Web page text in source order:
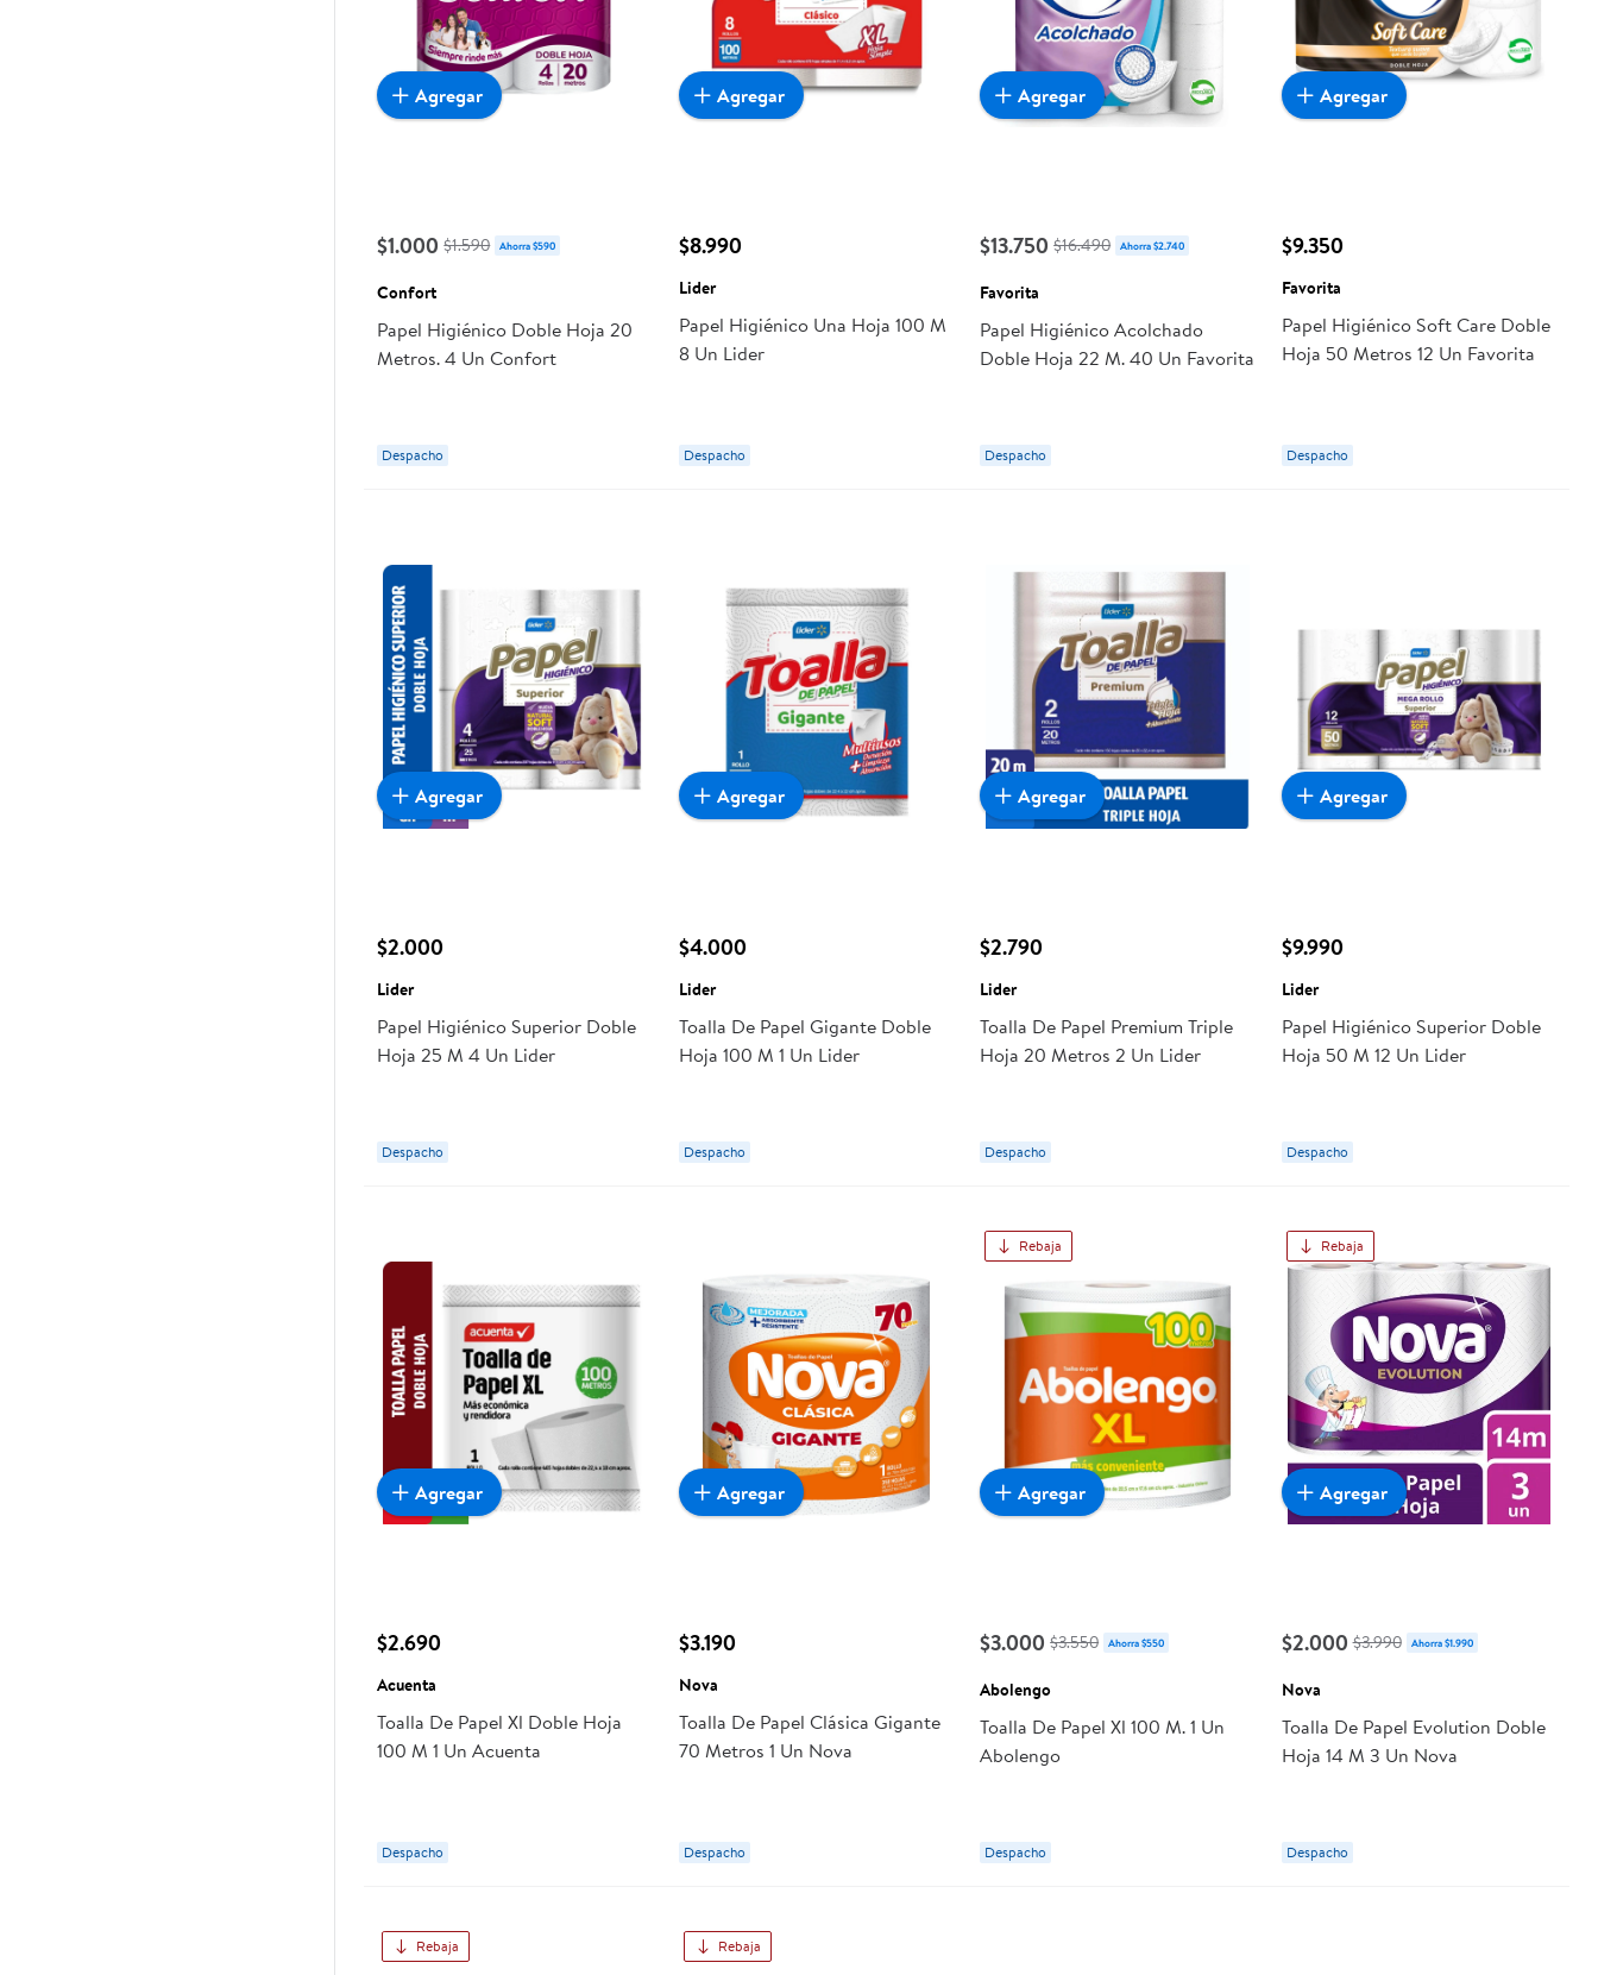
$1.000 $1.590 Ahorra $590
Confort
Papel Higiénico Doble Hoja 20
Metros. 4 Un Confort
Despacho
Agregar
$8.990
Lider
Papel Higiénico Una Hoja 100 M
8 Un Lider
Despacho
Agregar
$13.750 $16.490 Ahorra $2.740
Favorita
Papel Higiénico Acolchado
Doble Hoja 22 M. 40 Un Favorita
Despacho
Agregar
$9.350
Favorita
Papel Higiénico Soft Care Doble
Hoja 50 Metros 12 Un Favorita
Despacho
Agregar
$2.000
Lider
Papel Higiénico Superior Doble
Hoja 25 M 4 Un Lider
Despacho
Agregar
$4.000
Lider
Toalla De Papel Gigante Doble
Hoja 100 M 1 Un Lider
Despacho
Agregar
$2.790
Lider
Toalla De Papel Premium Triple
Hoja 20 Metros 2 Un Lider
Despacho
Agregar
$9.990
Lider
Papel Higiénico Superior Doble
Hoja 50 M 12 Un Lider
Despacho
Agregar
$2.690
Acuenta
Toalla De Papel Xl Doble Hoja
100 M 1 Un Acuenta
Despacho
Agregar
$3.190
Nova
Toalla De Papel Clásica Gigante
70 Metros 1 Un Nova
Despacho
Agregar
Rebaja
$3.000 $3.550 Ahorra $550
Abolengo
Toalla De Papel Xl 100 M. 1 Un
Abolengo
Despacho
Agregar
Rebaja
$2.000 $3.990 Ahorra $1.990
Nova
Toalla De Papel Evolution Doble
Hoja 14 M 3 Un Nova
Despacho
Agregar
Rebaja Rebaja